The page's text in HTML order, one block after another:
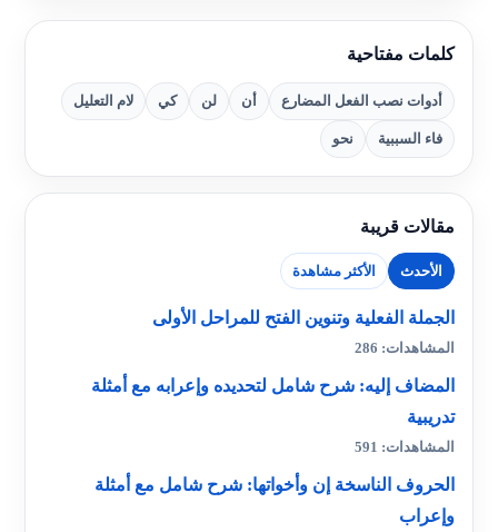
كلمات مفتاحية
أدوات نصب الفعل المضارع أن لن كي لام التعليل
فاء السببية نحو
مقالات قريبة
الأحدث الأكثر مشاهدة
الجملة الفعلية وتنوين الفتح للمراحل الأولى
المشاهدات: 286
المضاف إليه: شرح شامل لتحديده وإعرابه مع أمثلة
تدريبية
المشاهدات: 591
الحروف الناسخة إن وأخواتها: شرح شامل مع أمثلة
وإعراب